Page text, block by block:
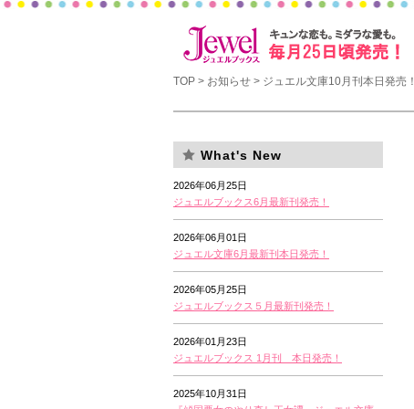
TOP > お知らせ > ジュエル文庫10月刊本日発売！
What's New
2026年06月25日
ジュエルブックス6月最新刊発売！
2026年06月01日
ジュエル文庫6月最新刊本日発売！
2026年05月25日
ジュエルブックス５月最新刊発売！
2026年01月23日
ジュエルブックス 1月刊 本日発売！
2025年10月31日